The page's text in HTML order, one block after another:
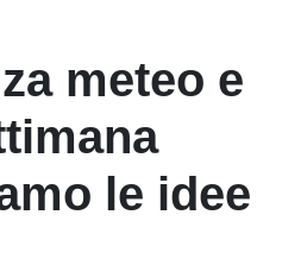
meteo e
le idee